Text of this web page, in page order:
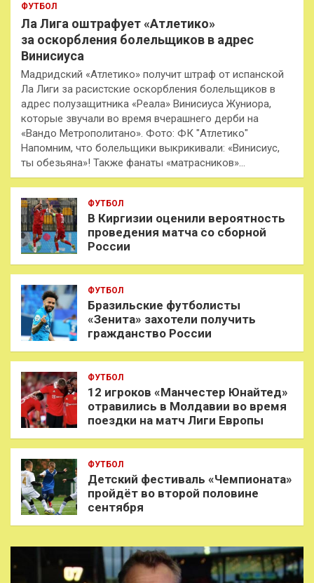
ФУТБОЛ
Ла Лига оштрафует «Атлетико»
за оскорбления болельщиков в адрес
Винисиуса
Мадридский «Атлетико» получит штраф от испанской
Ла Лиги за расистские оскорбления болельщиков в
адрес полузащитника «Реала» Винисиуса Жуниора,
которые звучали во время вчерашнего дерби на
«Вандо Метрополитано». Фото: ФК "Атлетико"
Напомним, что болельщики выкрикивали: «Винисиус,
ты обезьяна»! Также фанаты «матрасников»…
ФУТБОЛ
В Киргизии оценили вероятность
проведения матча со сборной
России
ФУТБОЛ
Бразильские футболисты
«Зенита» захотели получить
гражданство России
ФУТБОЛ
12 игроков «Манчестер Юнайтед»
отравились в Молдавии во время
поездки на матч Лиги Европы
ФУТБОЛ
Детский фестиваль «Чемпионата»
пройдёт во второй половине
сентября